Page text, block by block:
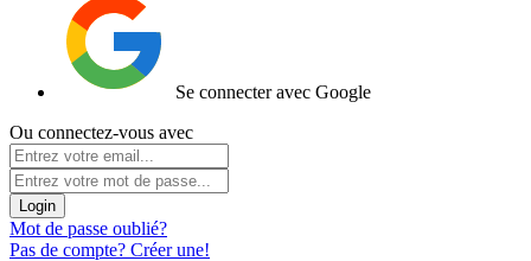
Se connecter avec Google
Ou connectez-vous avec
Login
Mot de passe oublié?
Pas de compte? Créer une!